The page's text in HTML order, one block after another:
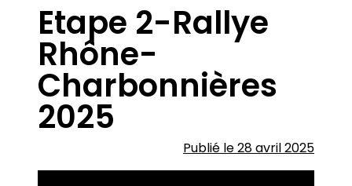
Etape 2-Rallye
Rhône-
Charbonnières
2025
Publié le 28 avril 2025